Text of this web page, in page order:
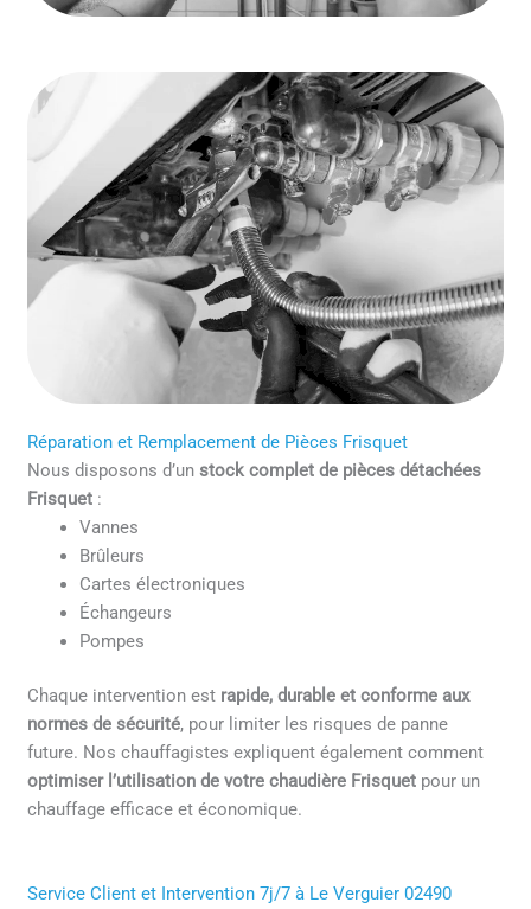
Réparation et Remplacement de Pièces Frisquet
Nous disposons d’unstock complet de pièces détachées
Frisquet :
Vannes
Brûleurs
Cartes électroniques
Échangeurs
Pompes
Chaque intervention est rapide, durable et conforme aux
normes de sécurité, pour limiter les risques de panne
future. Nos chauffagistes expliquent également comment
optimiser l’utilisation de votre chaudière Frisquet pour un
chauffage efficace et économique.
Service Client et Intervention 7j/7 à Le Verguier 02490